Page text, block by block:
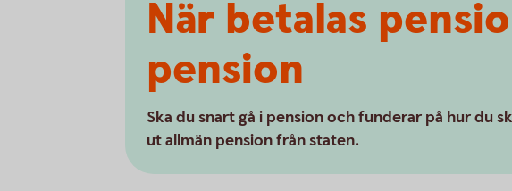
När betalas
pension
Ska du snart gå i pension och funderar på hur du
ut allmän pension från staten.